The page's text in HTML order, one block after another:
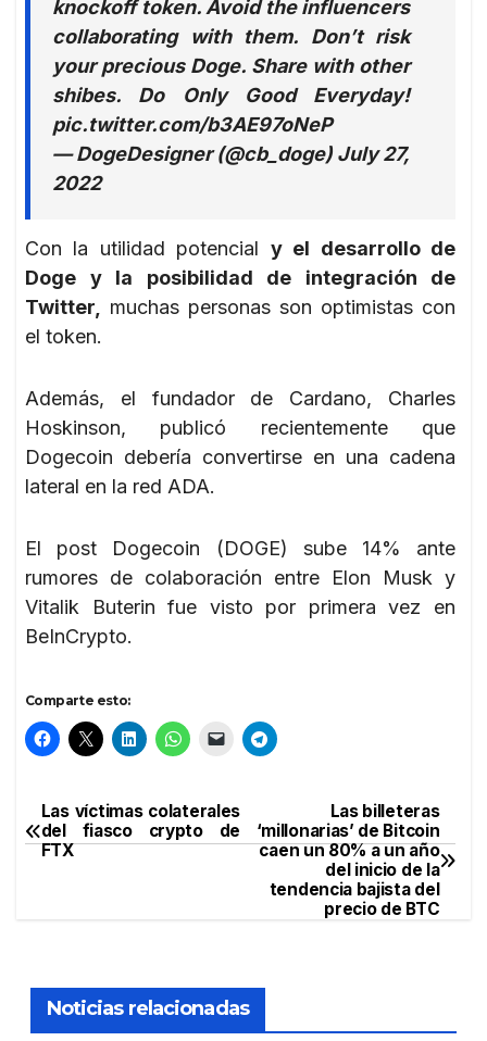
knockoff token. Avoid the influencers
collaborating with them. Don’t risk
your precious Doge. Share with other
shibes. Do Only Good Everyday!
pic.twitter.com/b3AE97oNeP
— DogeDesigner (@cb_doge) July 27,
2022
Con la utilidad potencial y el desarrollo de
Doge y la posibilidad de integración de
Twitter,
muchas personas son optimistas con
el token.
Además, el fundador de Cardano, Charles
Hoskinson, publicó recientemente que
Dogecoin debería convertirse en una cadena
lateral en la red ADA.
El post Dogecoin (DOGE) sube 14% ante
rumores de colaboración entre Elon Musk y
Vitalik Buterin fue visto por primera vez en
BeInCrypto.
Comparte esto:
Navegación
de
Las billeteras
‘millonarias’ de Bitcoin
caen un 80% a un año
del inicio de la
tendencia bajista del
precio de BTC
Las víctimas colaterales
del fiasco crypto de
FTX
Noticias relacionadas